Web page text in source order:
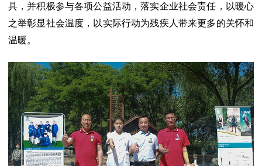
具，并积极参与各项公益活动，落实企业社会责任，以暖心
之举彰显社会温度，以实际行动为残疾人带来更多的关怀和
温暖。